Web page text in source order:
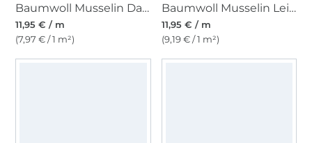
Baumwoll Musselin Daisy dunkelrosa
11,95 € / m
(7,97 € / 1 m²)
Baumwoll Musselin Leinenlook, taubenblau
11,95 € / m
(9,19 € / 1 m²)